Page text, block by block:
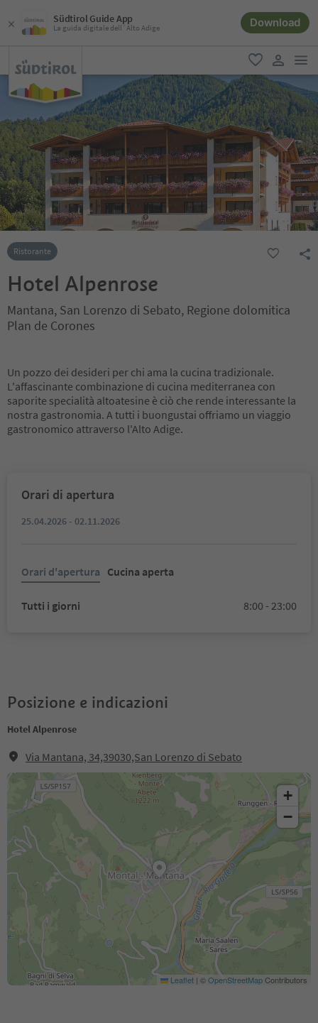
Südtirol Guide App
La guida digitale dell´Alto Adige Download
favoriti
user link
Ristorante
Hotel Alpenrose
Mantana, San Lorenzo di Sebato, Regione dolomitica
Plan de Corones
Un pozzo dei desideri per chi ama la cucina tradizionale.
L'affascinante combinazione di cucina mediterranea con
saporite specialità altoatesine è ciò che rende interessante la
nostra gastronomia. A tutti i buongustai offriamo un viaggio
gastronomico attraverso l'Alto Adige.
Orari di apertura
25.04.2026 - 02.11.2026
Orari d'apertura Cucina aperta
Tutti i giorni 8:00 - 23:00
Posizione e indicazioni
Hotel Alpenrose
Via Mantana, 34,39030,San Lorenzo di Sebato
+
−
Leaflet | ©OpenStreetMapContributors